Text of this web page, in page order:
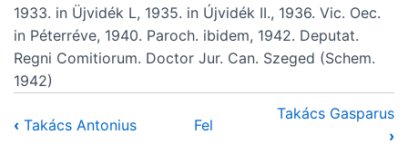
1933. in Üjvidék L, 1935. in Újvidék II., 1936. Vic. Oec.
in Péterréve, 1940. Paroch. ibidem, 1942. Deputat.
Regni Comitiorum. Doctor Jur. Can. Szeged (Schem.
1942)
‹ Takács Antonius Fel
Takács Gasparus
›